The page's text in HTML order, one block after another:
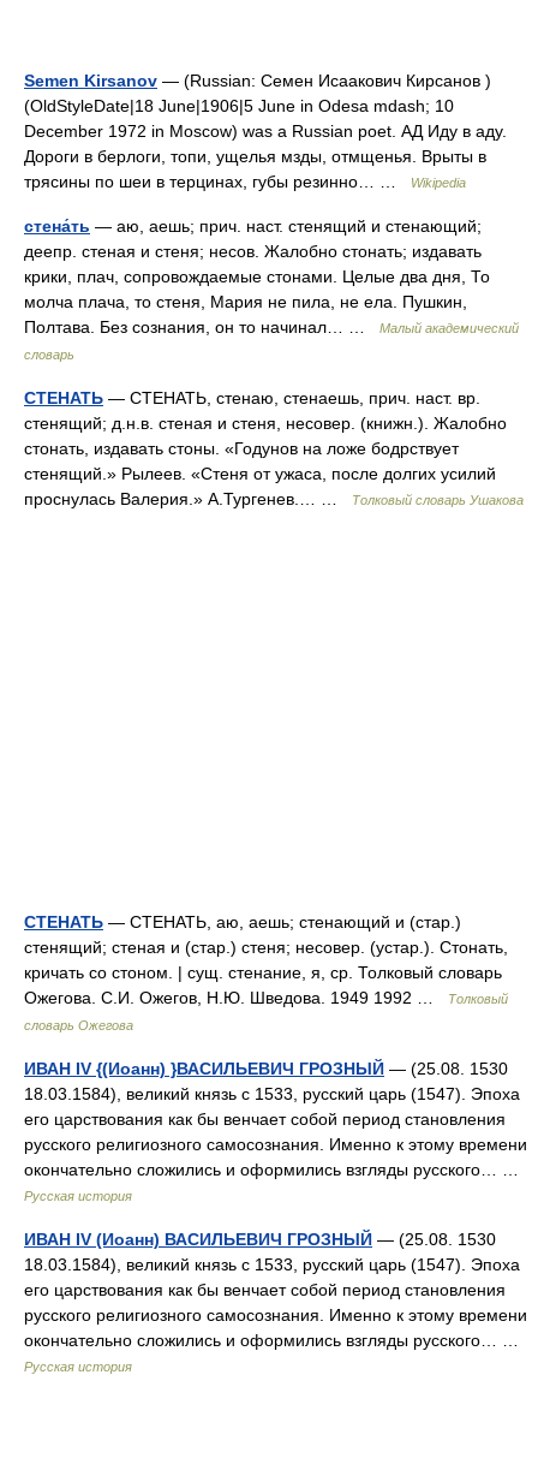
Semen Kirsanov — (Russian: Семен Исаакович Кирсанов )
(OldStyleDate|18 June|1906|5 June in Odesa mdash; 10
December 1972 in Moscow) was a Russian poet. АД Иду в аду.
Дороги в берлоги, топи, ущелья мзды, отмщенья. Врыты в
трясины по шеи в терцинах, губы резинно… …
Wikipedia
стена́ть — аю, аешь; прич. наст. стенящий и стенающий;
деепр. стеная и стеня; несов. Жалобно стонать; издавать
крики, плач, сопровождаемые стонами. Целые два дня, То
молча плача, то стеня, Мария не пила, не ела. Пушкин,
Полтава. Без сознания, он то начинал… …
Малый академический
словарь
СТЕНАТЬ — СТЕНАТЬ, стенаю, стенаешь, прич. наст. вр.
стенящий; д.н.в. стеная и стеня, несовер. (книжн.). Жалобно
стонать, издавать стоны. «Годунов на ложе бодрствует
стенящий.» Рылеев. «Стеня от ужаса, после долгих усилий
проснулась Валерия.» А.Тургенев.… …
Толковый словарь Ушакова
СТЕНАТЬ — СТЕНАТЬ, аю, аешь; стенающий и (стар.)
стенящий; стеная и (стар.) стеня; несовер. (устар.). Стонать,
кричать со стоном. | сущ. стенание, я, ср. Толковый словарь
Ожегова. С.И. Ожегов, Н.Ю. Шведова. 1949 1992 …
Толковый
словарь Ожегова
ИВАН IV {(Иоанн) }ВАСИЛЬЕВИЧ ГРОЗНЫЙ — (25.08. 1530
18.03.1584), великий князь с 1533, русский царь (1547). Эпоха
его царствования как бы венчает собой период становления
русского религиозного самосознания. Именно к этому времени
окончательно сложились и оформились взгляды русского… …
Русская история
ИВАН IV (Иоанн) ВАСИЛЬЕВИЧ ГРОЗНЫЙ — (25.08. 1530
18.03.1584), великий князь с 1533, русский царь (1547). Эпоха
его царствования как бы венчает собой период становления
русского религиозного самосознания. Именно к этому времени
окончательно сложились и оформились взгляды русского… …
Русская история